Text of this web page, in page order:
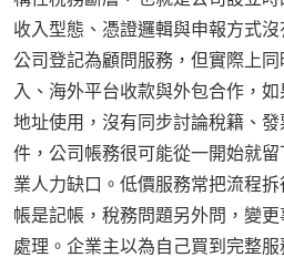
收入型態、憑證邏輯與申報方式
公司登記為顧問服務，但實際上
入、海外平台收款與外包合作，
地址使用，沒有同步討論稅籍、
件，公司帳務很可能從一開始就
業人力缺口。低價服務常把流程
帳是記帳，稅務問題另外問，變
處理。企業主以為自己買到完整